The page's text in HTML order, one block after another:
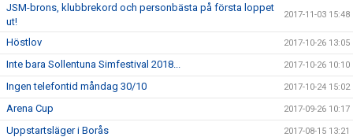
JSM-brons, klubbrekord och personbästa på första loppet
ut!
2017-11-03 15:48
Höstlov 2017-10-26 13:05
Inte bara Sollentuna Simfestival 2018... 2017-10-26 10:10
Ingen telefontid måndag 30/10 2017-10-24 15:02
Arena Cup 2017-09-26 10:17
Uppstartsläger i Borås 2017-08-15 13:21